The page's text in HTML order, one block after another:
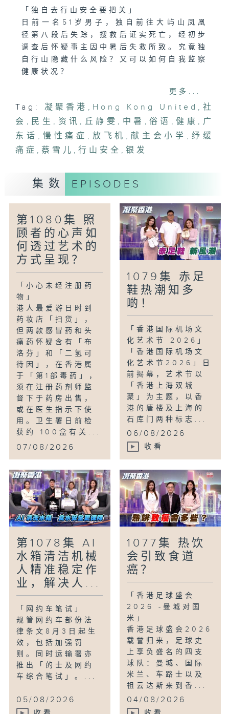
「独自去行山安全要把关」
日前一名51岁男子，独自前往大屿山凤凰
径第八段后失踪，搜救后证实死亡，经初步
调查后怀疑事主因中暑后失救所致。究竟独
自行山隐藏什么风险？又可以如何自我监察
健康状况？
「邵氏STEAMS善创计划」首创在STEAM
教育中加入「社会」（Social）元素，结
合设计思维与体验式学习。透过任务导向教
学应对真实社会议题，引导师生用知识贡献
「银发有办法-户动耆乐计划」
圣雅各福群会「户动耆乐」计划为60岁以
上患有慢性痛症的长者提供上门纾痛运动训
练服务。透过个性化的运动指导及社区义工
「康体大使」支持，改善长者的痛症状况、
活动能力和精神健康。
广东俗语博大精深，新一代明白个中的意思
吗？「放飞机」究竟有什么含意？他们又试
过被别人「放飞机」吗？
更多...
Tag: 凝聚香港 , Hong Kong United , 社
会 , 民生 , 资讯 , 丘静雯 , 中暑 , 俗语 , 健康 , 广
东话 , 慢性痛症 , 放飞机 , 献主会小学 , 纾缓
痛症 ,蔡雪儿 ,行山安全 ,银发
集数 EPISODES
第1080集 照
顾者的心声如
何透过艺术的
方式呈现？
「小心未经注册药
物」
港人最爱游日时到
药妆店「扫货」，
但两款感冒药和头
痛药怀疑含有「布
洛芬」和「二氢可
待因」，在香港属
于「第1部毒药」，
须在注册药剂师监
督下于药房出售，
或在医生指示下使
用。卫生署日前检
获约 100盒有关...
07/08/2026
1079集 赤足
鞋热潮知多
啲！
「香港国际机场文
化艺术节 2026」
「香港国际机场文
化艺术节2026」日
前揭幕，艺术节以
「香港上海双城
聚」为主题，以香
港的唐楼及上海的
石库门两种标志...
06/08/2026
收看
第1078集 AI
水箱清洁机械
人精准稳定作
业，解决人...
「网约车笔试」
规管网约车部份法
律条文8月3日起生
效，包括加强罚
则。同时运输署亦
推出「的士及网约
车综合笔试」。...
05/08/2026
1077集 热饮
会引致食道
癌？
「香港足球盛会
2026 -曼城对国
米」
香港足球盛会2026
载誉归来，足球史
上享负盛名的四支
球队：曼城、国际
米兰、车路士以及
祖云达斯来到香...
04/08/2026